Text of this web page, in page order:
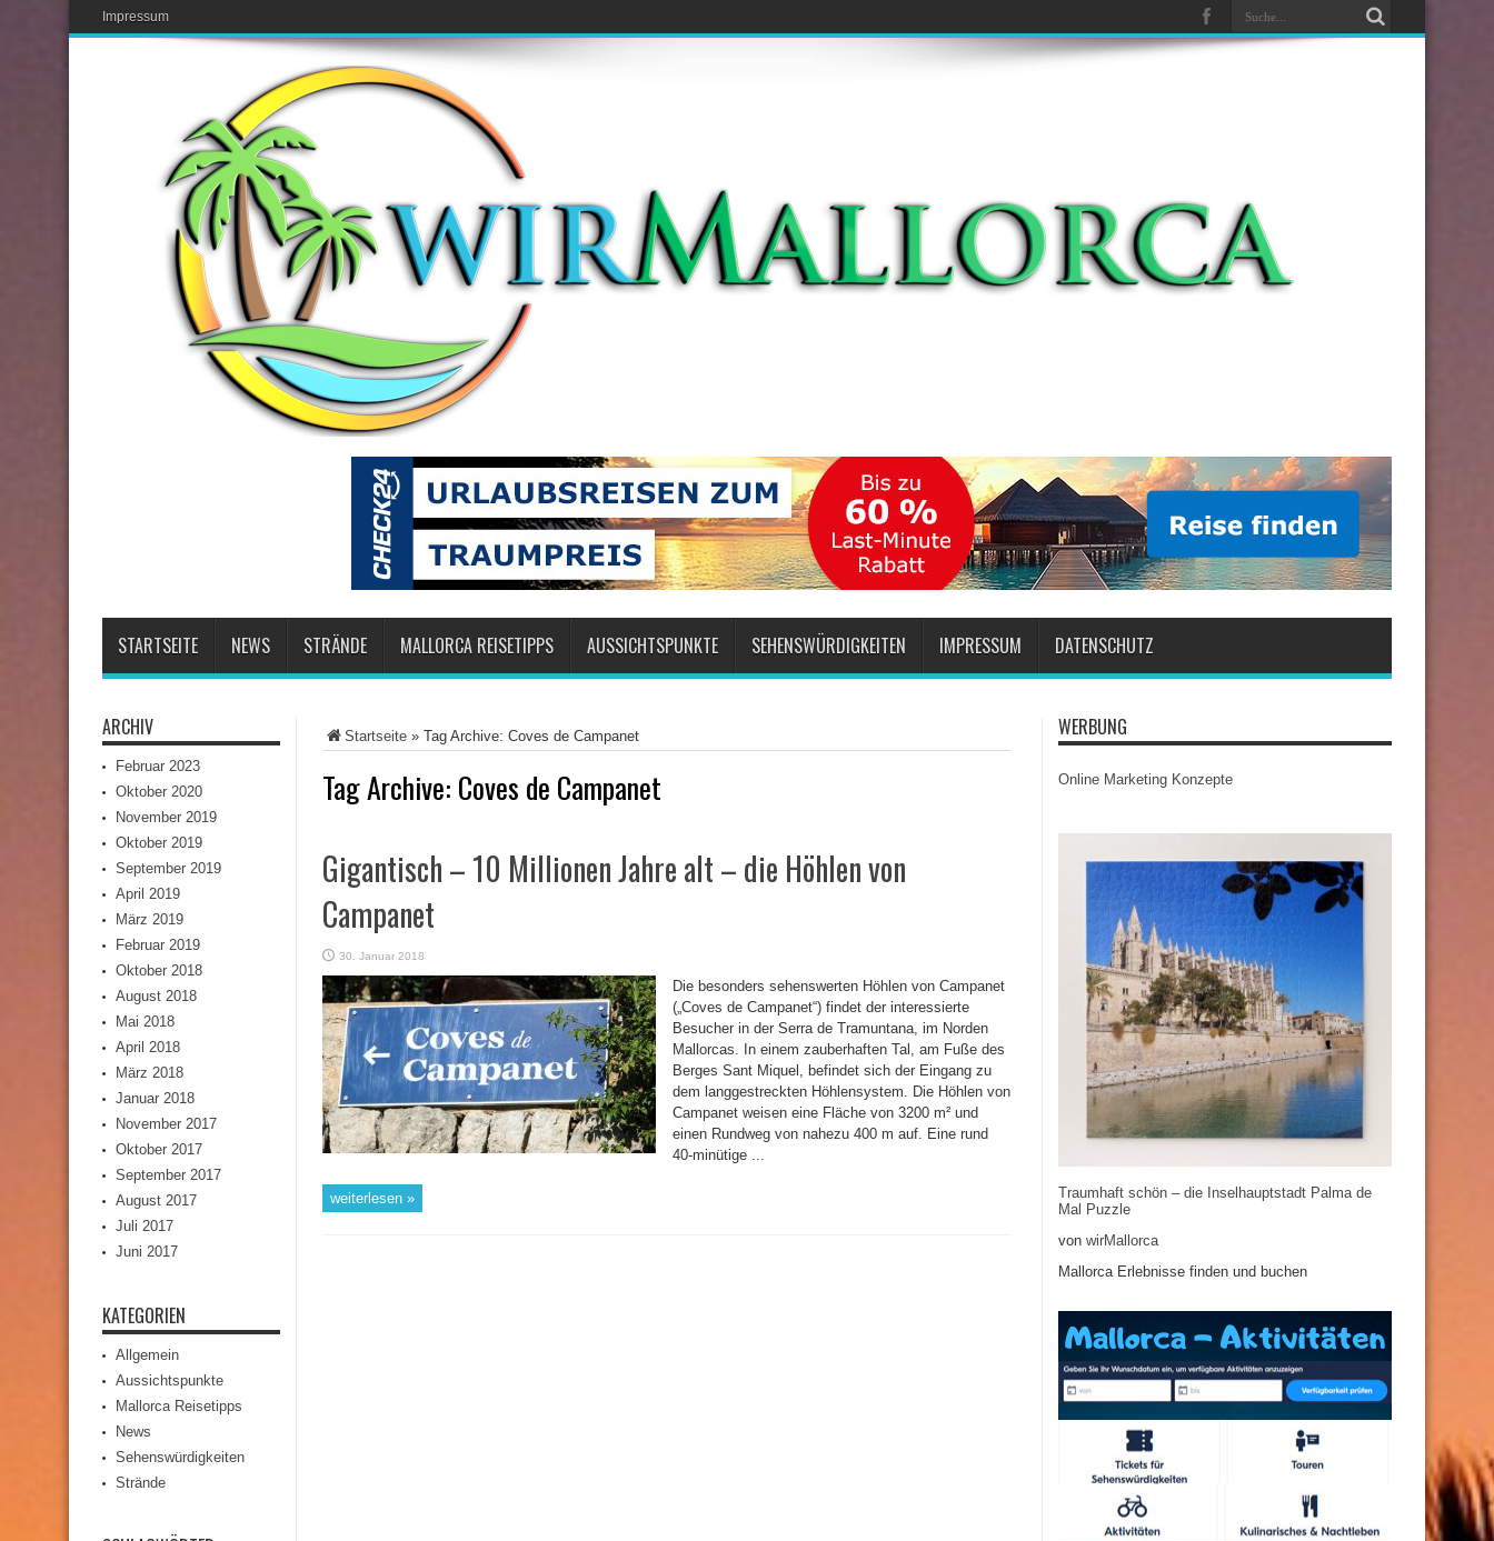
Impressum
STARTSEITE NEWS STRÄNDE MALLORCA REISETIPPS AUSSICHTSPUNKTE SEHENSWÜRDIGKEITEN IMPRESSUM DATENSCHUTZ
Startseite » Tag Archive: Coves de Campanet
Tag Archive: Coves de Campanet
Gigantisch – 10 Millionen Jahre alt – die Höhlen von
Campanet
30. Januar 2018
Die besonders sehenswerten Höhlen von Campanet
(„Coves de Campanet“) findet der interessierte
Besucher in der Serra de Tramuntana, im Norden
Mallorcas. In einem zauberhaften Tal, am Fuße des
Berges Sant Miquel, befindet sich der Eingang zu
dem langgestreckten Höhlensystem. Die Höhlen von
Campanet weisen eine Fläche von 3200 m² und
einen Rundweg von nahezu 400 m auf. Eine rund
40-minütige ...
weiterlesen »
ARCHIV
Februar 2023
Oktober 2020
November 2019
Oktober 2019
September 2019
April 2019
März 2019
Februar 2019
Oktober 2018
August 2018
Mai 2018
April 2018
März 2018
Januar 2018
November 2017
Oktober 2017
September 2017
August 2017
Juli 2017
Juni 2017
KATEGORIEN
Allgemein
Aussichtspunkte
Mallorca Reisetipps
News
Sehenswürdigkeiten
Strände
WERBUNG
Online Marketing Konzepte
Traumhaft schön – die Inselhauptstadt Palma de
Mal Puzzle
von wirMallorca
Mallorca Erlebnisse finden und buchen